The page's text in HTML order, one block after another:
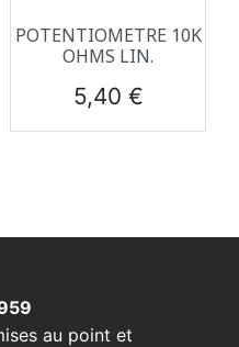
POTENTIOMETRE 10K
OHMS LIN.
Prix
5,40 €
au point et